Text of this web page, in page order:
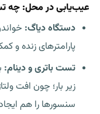
عیب‌یابی در محل: چه
دستگاه دیاگ:
پارامترهای زنده و
تست باتری و دینام:
زیر بار؛ چون افت
سنسورها را هم